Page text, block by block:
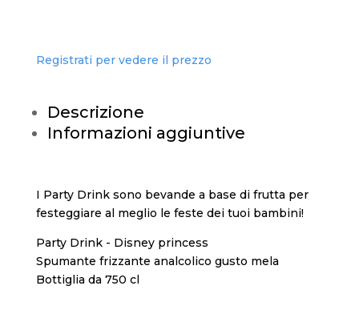
Registrati per vedere il prezzo
Descrizione
Informazioni aggiuntive
I Party Drink sono bevande a base di frutta per
festeggiare al meglio le feste dei tuoi bambini!
Party Drink - Disney princess
Spumante frizzante analcolico gusto mela
Bottiglia da 750 cl